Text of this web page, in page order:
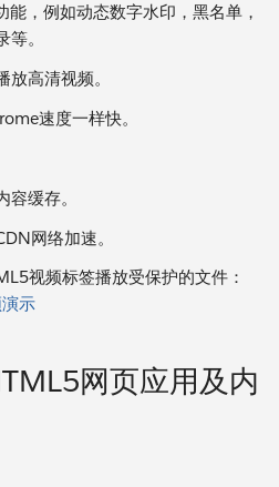
能，例如动态数字水印，黑名单，
。
高清视频。
速度一样快。
缓存。
网络加速。
视频标签播放受保护的文件：
示
网页应用及内